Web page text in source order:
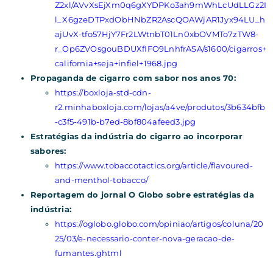
Z2xl/AVvXsEjXm0q6gXYDPKo3ah9mWhLcUdLLGz2I
l_X6gzeDTPxdObHNbZR2AscQOAWjAR1Jyx94LU_h
ajUvX-tfo57HjY7Fr2LWtnbT01Ln0xbOVMTo7zTW8-
r_Op6ZVOsgouBDUXfIFO9LnhfrASA/s1600/cigarros+
california+seja+infiel+1968.jpg
Propaganda de cigarro com sabor nos anos 70:
https://boxloja-std-cdn-
r2.minhaboxloja.com/lojas/a4ve/produtos/3b634bfb
-c3f5-491b-b7ed-8bf804afeed3.jpg
Estratégias da indústria do cigarro ao incorporar
sabores:
https://www.tobaccotactics.org/article/flavoured-
and-menthol-tobacco/
Reportagem do jornal O Globo sobre estratégias da
indústria:
https://oglobo.globo.com/opiniao/artigos/coluna/20
25/03/e-necessario-conter-nova-geracao-de-
fumantes.ghtml